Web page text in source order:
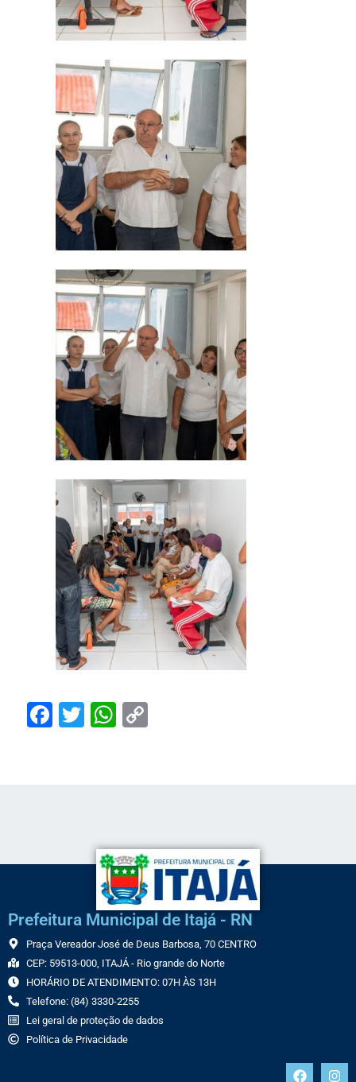
Facebook
TwitterWhatsApp
Prefeitura Municipal de Itajá - RN
Praça Vereador José de Deus Barbosa, 70 CENTRO
CEP: 59513-000, ITAJÁ - Rio grande do Norte
HORÁRIO DE ATENDIMENTO: 07H ÀS 13H
Telefone: (84) 3330-2255
Lei geral de proteção de dados
Política de Privacidade